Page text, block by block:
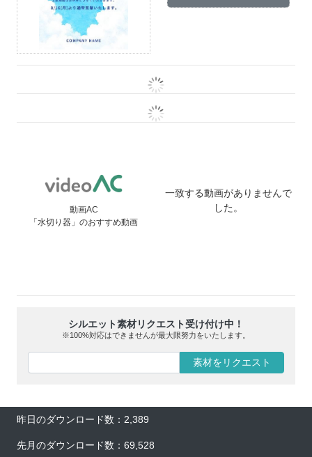
動画AC
「水切り器」のおすすめ動画
一致する動画がありませんで
した。
シルエット素材リクエスト受け付け中！
※100%対応はできませんが最大限努力をいたします。
素材をリクエスト
昨日のダウンロード数：2,389
先月のダウンロード数：69,528